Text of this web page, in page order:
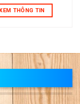
THÔNG TIN